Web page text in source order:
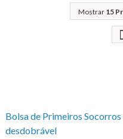
Popularidade
Mostrar 15
Bolsa de Primeiros
desdobrável